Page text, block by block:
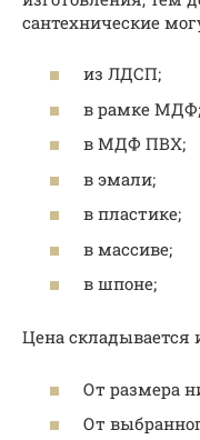
сантехнические
из ЛДСП;
в рамке МДФ;
в МДФ ПВХ;
в эмали;
в пластике;
в массиве;
в шпоне;
Цена складывается
От размера
От